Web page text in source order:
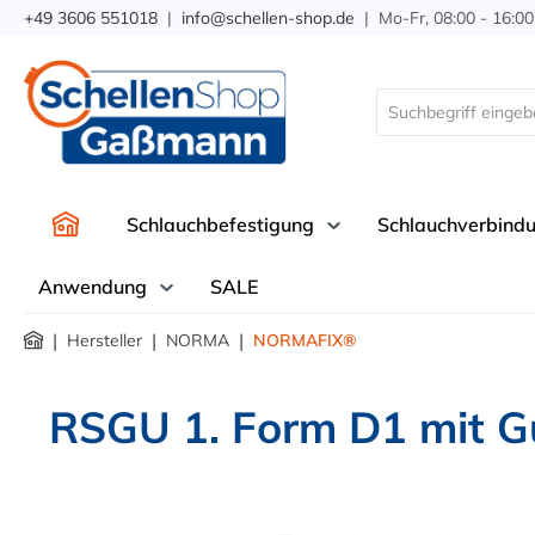
Zur Hauptnavigation springen
+49 3606 551018 | info@schellen-shop.de | Mo-Fr, 08:00 -
Schlauchbefestigung
Anwendung SALE
| Hersteller | NORMA | NORMAFIX®
RSGU 1. Form D1 mit